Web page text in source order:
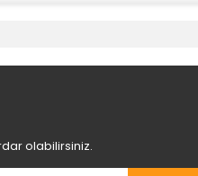
olabilirsiniz.